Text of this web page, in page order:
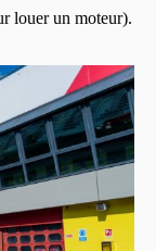
louer un moteur).